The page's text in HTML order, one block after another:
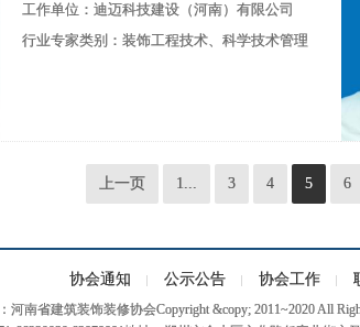
工作单位：迪迈科技建设（河南）有限公司
行业专家类别：装饰工程技术、科学技术管理
上一页 1... 3 4 5 6
协会通知 公示公告 协会工作
河南省建筑装饰装修协会Copyright &copy; 2011~2020 All